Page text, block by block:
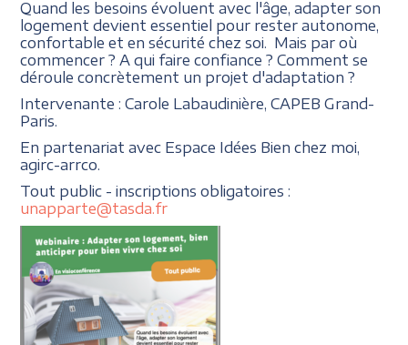
Quand les besoins évoluent avec l'âge, adapter son
logement devient essentiel pour rester autonome,
confortable et en sécurité chez soi. Mais par où
commencer ? A qui faire confiance ? Comment se
déroule concrètement un projet d'adaptation ?
Intervenante : Carole Labaudinière, CAPEB Grand-
Paris.
En partenariat avec Espace Idées Bien chez moi,
agirc-arrco.
Tout public - inscriptions obligatoires :
unapparte@tasda.fr